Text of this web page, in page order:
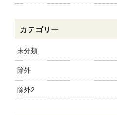
カテゴリー
未分類
除外
除外2